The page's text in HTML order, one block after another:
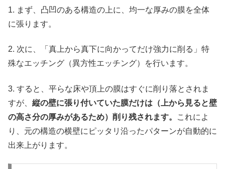
1. まず、凸凹のある構造の上に、均一な厚みの膜を全体
に張ります。
2. 次に、「真上から真下に向かってだけ強力に削る」特
殊なエッチング（異方性エッチング）を行います。
3. すると、平らな床や頂上の膜はすぐに削り落とされま
すが、 縦の壁に張り付いていた膜だけは（上から見ると壁
の高さ分の厚みがあるため）削り残されます。
これによ
り、元の構造の横壁にピッタリ沿ったパターンが自動的に
出来上がります。